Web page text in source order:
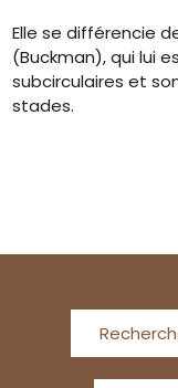
Elle se différencie
(Buckman), qui lui
subcirculaires et
stades.